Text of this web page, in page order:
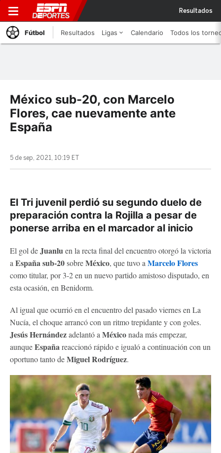
Resultados
Fútbol Resultados Ligas Calendario Todos los
México sub-20, con Marcelo
Flores, cae nuevamente ante
España
5 de sep, 2021, 10:19 ET
El Tri juvenil perdió su segundo duelo de
preparación contra la Rojilla a pesar de
ponerse arriba en el marcador al inicio
El gol deJuanluen la recta final del encuentro otorgó la victoria
a Españasub-20sobreMéxico, que tuvo a Marcelo Flores
como titular, por 3-2 en un nuevo partido amistoso disputado, en
esta ocasión, en Benidorm.
Al igual que ocurrió en el encuentro del pasado viernes en La
Nucía, el choque arrancó con un ritmo trepidante y con goles.
Jesús Hernándezadelantó a Méxiconada más empezar,
aunqueEspañareaccionó rápido e igualó a continuación con un
oportuno tanto deMiguel Rodríguez.